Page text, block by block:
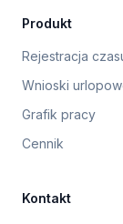
Produkt
Rejestracja
Wnioski
Grafik pracy
Cennik
Kontakt